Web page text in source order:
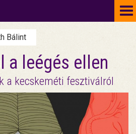
Bálint
a leégés ellen
a kecskeméti fesztiválról